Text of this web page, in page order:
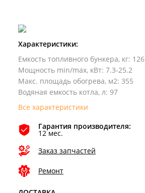
Характеристики:
Емкость топливного бункера, кг: 126
Мощность min/max, кВт: 7.3-25.2
Макс. площадь обогрева, м2: 355
Водяная емкость котла, л: 97
Все характеристики
Гарантия производителя:
12 мес.
Заказ запчастей
Ремонт